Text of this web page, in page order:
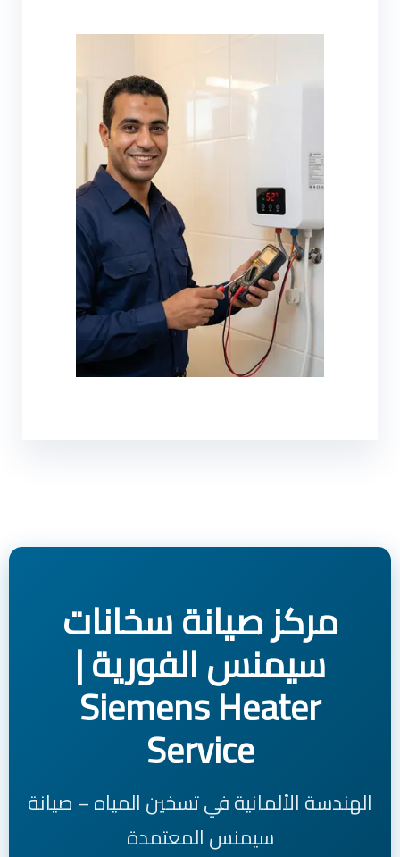
مركز صيانة سخانات
سيمنس الفورية |
Siemens Heater
Service
الهندسة الألمانية في تسخين المياه – صيانة
سيمنس المعتمدة